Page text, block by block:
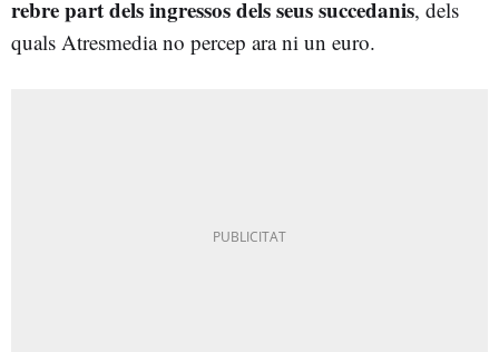
rebre part dels ingressos dels seus succedanis, dels
quals Atresmedia no percep ara ni un euro.